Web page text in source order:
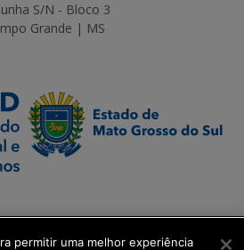
S/N - Bloco 3
Grande | MS
permitir uma melhor experiência